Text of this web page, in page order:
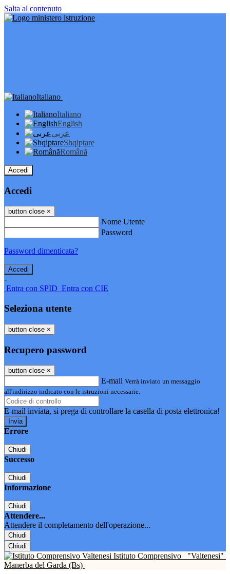
Salta al contenuto
Italiano
Italiano
English
عربى
Shqiptare
Română
Accedi
Accedi
button close ×
Nome Utente
Password
Password dimenticata?
-
Entra con SPID Entra con CIE
Seleziona utente
button close ×
Recupero password
button close ×
E-mail Verrà inviato un messaggio
all'indirizzo indicato con le istruzioni necessarie.
E-mail inviata, si prega di controllare la casella di posta elettronica!
Errore
Chiudi
Successo
Chiudi
Informazione
Chiudi
Attendere...
Attendere il completamento dell'operazione...
Chiudi
Chiudi
Istituto Comprensivo
"Valtenesi"
Manerba del Garda (Bs)